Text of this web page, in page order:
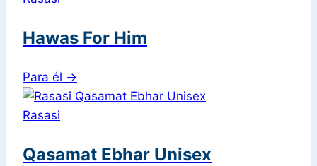
Hawas For Him
Para él →
Rasasi
Qasamat Ebhar Unisex